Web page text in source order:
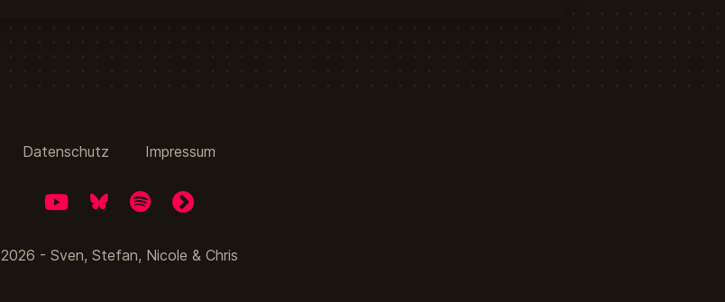
Datenschutz Impressum
YouTubeBlueskySpotifyfyyd
2026 - Sven, Stefan, Nicole & Chris